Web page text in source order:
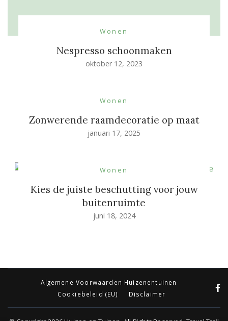
Wonen
Nespresso schoonmaken
oktober 12, 2023
Wonen
Zonwerende raamdecoratie op maat
januari 17, 2025
Wonen
Kies de juiste beschutting voor jouw
buitenruimte
juni 18, 2024
Algemene Voorwaarden Huizenentuinen
Cookiebeleid (EU)
Disclaimer